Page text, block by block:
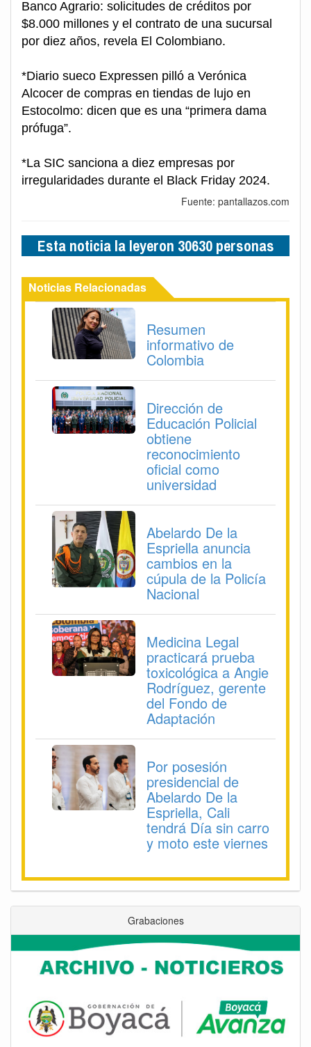
Banco Agrario: solicitudes de créditos por
$8.000 millones y el contrato de una sucursal
por diez años, revela El Colombiano.
*Diario sueco Expressen pilló a Verónica
Alcocer de compras en tiendas de lujo en
Estocolmo: dicen que es una “primera dama
prófuga”.
*La SIC sanciona a diez empresas por
irregularidades durante el Black Friday 2024.
Fuente: pantallazos.com
Esta noticia la leyeron 30630 personas
Noticias Relacionadas
Resumen
informativo de
Colombia
Dirección de
Educación Policial
obtiene
reconocimiento
oficial como
universidad
Abelardo De la
Espriella anuncia
cambios en la
cúpula de la Policía
Nacional
Medicina Legal
practicará prueba
toxicológica a Angie
Rodríguez, gerente
del Fondo de
Adaptación
Por posesión
presidencial de
Abelardo De la
Espriella, Cali
tendrá Día sin carro
y moto este viernes
Grabaciones